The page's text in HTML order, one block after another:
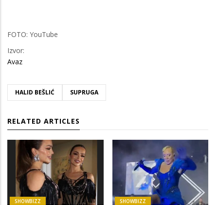
FOTO: YouTube
Izvor:
Avaz
HALID BEŠLIĆ SUPRUGA
RELATED ARTICLES
SHOWBIZZ SHOWBIZZ